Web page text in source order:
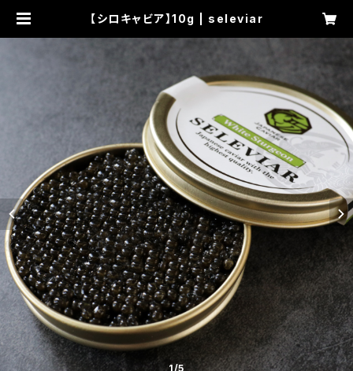
【シロキャビア】10g | seleviar
1/5